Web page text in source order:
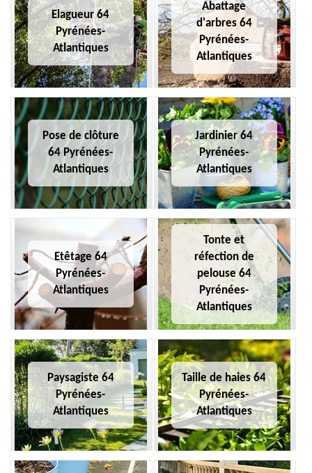
Elagueur 64
Pyrénées-
Atlantiques
Abattage
d'arbres 64
Pyrénées-
Atlantiques
Pose de clôture
64 Pyrénées-
Atlantiques
Jardinier 64
Pyrénées-
Atlantiques
Etêtage 64
Pyrénées-
Atlantiques
Tonte et
réfection de
pelouse 64
Pyrénées-
Atlantiques
Paysagiste 64
Pyrénées-
Atlantiques
Taille de haies 64
Pyrénées-
Atlantiques